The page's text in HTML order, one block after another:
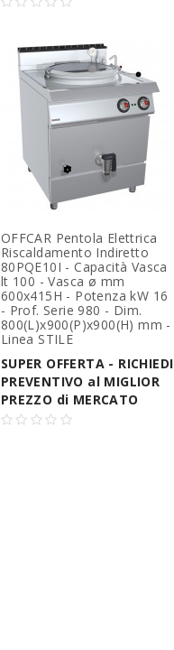
OFFCAR Pentola Elettrica
Riscaldamento Indiretto
80PQE10I - Capacità Vasca
lt 100 - Vasca ø mm
600x415H - Potenza kW 16
- Prof. Serie 980 - Dim.
800(L)x900(P)x900(H) mm -
Linea STILE
SUPER OFFERTA - RICHIEDI
PREVENTIVO al MIGLIOR
PREZZO di MERCATO